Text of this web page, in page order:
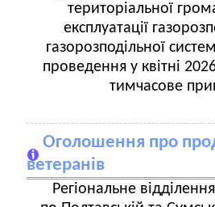
територіальної
експлуатації
газорозподільної
проведення у квітні
тимчасове
Оголошення про
ветеранів
Регіональне